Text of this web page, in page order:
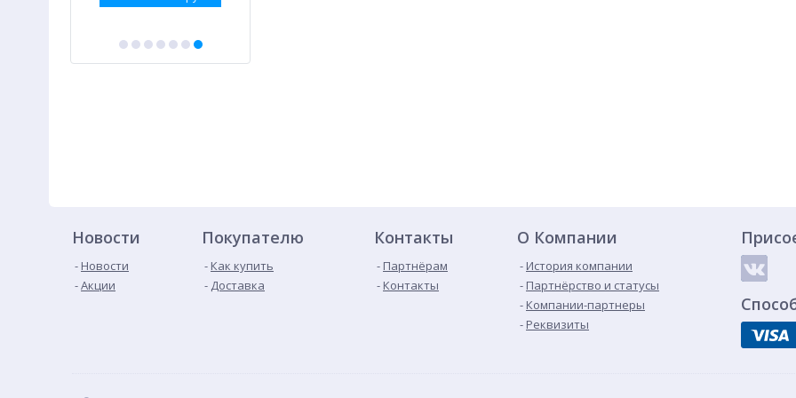
Новости
Новости
Акции
Покупателю
Как купить
Доставка
Контакты
Партнёрам
Контакты
О Компании
История компании
Партнёрство и статусы
Компании-партнеры
Реквизиты